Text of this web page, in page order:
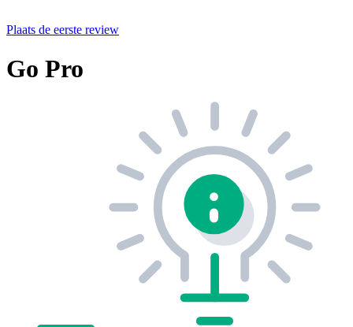
Plaats de eerste review
Go Pro